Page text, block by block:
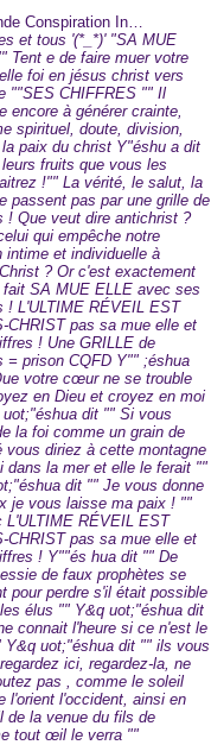
Conspiration In…
et tous '(*_*)' "SA MUE
Tent e de faire muer votre
foi en jésus christ vers
""SES CHIFFRES "" Il
encore à générer crainte,
spirituel, doute, division,
paix du christ Y"éshu a dit
fruits que vous les
!"" La vérité, le salut, la
passent pas par une grille de
! Que veut dire antichrist ?
qui empêche notre
intime et individuelle à
? Or c'est exactement
fait SA MUE ELLE avec ses
! L'ULTIME RÉVEIL EST
CHRIST pas sa mue elle et
! Une GRILLE de
= prison CQFD Y"" ;éshua
votre cœur ne se trouble
en Dieu et croyez en moi
dit "" Si vous
la foi comme un grain de
vous diriez à cette montagne
dans la mer et elle le ferait ""
dit "" Je vous donne
je vous laisse ma paix ! ""
L'ULTIME RÉVEIL EST
CHRIST pas sa mue elle et
! Y""és hua dit "" De
de faux prophètes se
pour perdre s'il était possible
élus "" Y&q uot;"éshua dit
connait l'heure si ce n'est le
Y&q uot;"éshua dit "" ils vous
ici, regardez-la, ne
pas , comme le soleil
l'orient l'occident, ainsi en
de la venue du fils de
tout œil le verra ""